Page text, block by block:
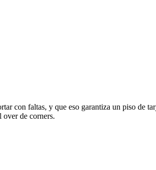
con faltas, y que eso garantiza un piso de
over de corners.